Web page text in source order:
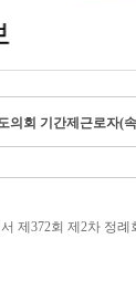
의회 기간제근로자(
제372회 제2차 정